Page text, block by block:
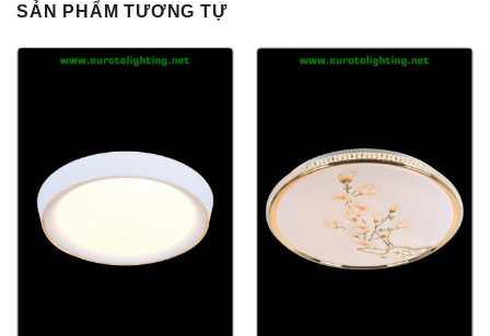
SẢN PHẨM TƯƠNG TỰ